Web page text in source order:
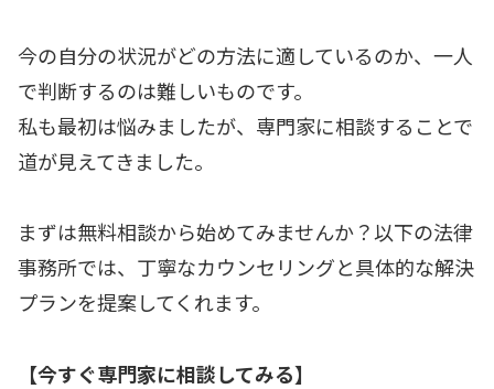
今の自分の状況がどの方法に適しているのか、一人
で判断するのは難しいものです。
私も最初は悩みましたが、専門家に相談することで
道が見えてきました。
まずは無料相談から始めてみませんか？以下の法律
事務所では、丁寧なカウンセリングと具体的な解決
プランを提案してくれます。
【今すぐ専門家に相談してみる】